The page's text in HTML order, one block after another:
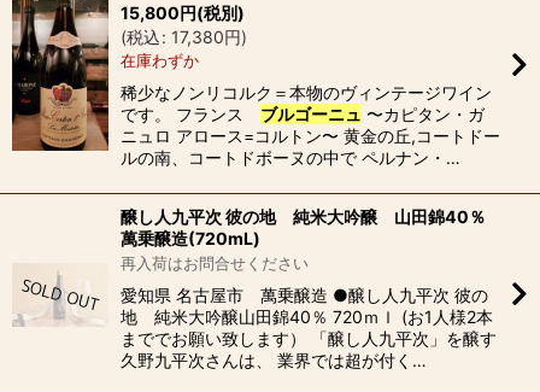
15,800円(税別)
(税込: 17,380円)
在庫わずか
稀少なノンリコルク＝本物のヴィンテージワイン
です。 フランス ブルゴーニュ 〜カピタン・ガ
ニュロ アロース=コルトン〜 黄金の丘,コートドー
ルの南、コートドボーヌの中で ペルナン・…
醸し人九平次 彼の地 純米大吟醸 山田錦40％
萬乗醸造(720mL)
再入荷はお問合せください
愛知県 名古屋市 萬乗醸造 ●醸し人九平次 彼の
地 純米大吟醸山田錦40％ 720ｍｌ (お1人様2本
まででお願い致します） 「醸し人九平次」を醸す
久野九平次さんは、 業界では超が付く…